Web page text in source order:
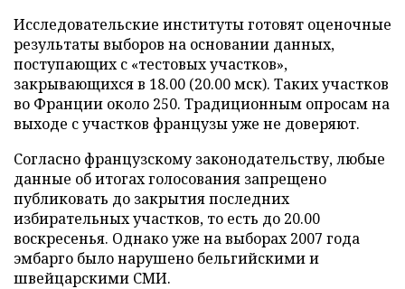
Исследовательские институты готовят оценочные
результаты выборов на основании данных,
поступающих с «тестовых участков»,
закрывающихся в 18.00 (20.00 мск). Таких участков
во Франции около 250. Традиционным опросам на
выходе с участков французы уже не доверяют.
Согласно французскому законодательству, любые
данные об итогах голосования запрещено
публиковать до закрытия последних
избирательных участков, то есть до 20.00
воскресенья. Однако уже на выборах 2007 года
эмбарго было нарушено бельгийскими и
швейцарскими СМИ.